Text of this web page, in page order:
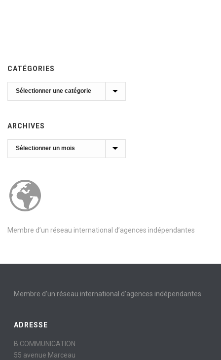
CATÉGORIES
Catégories
ARCHIVES
Archives
Membre d’un réseau international d’agences indépendantes
Membre d’un réseau international d’agences indépendantes
ADRESSE
B COMMUNICATION
55 avenue Marceau